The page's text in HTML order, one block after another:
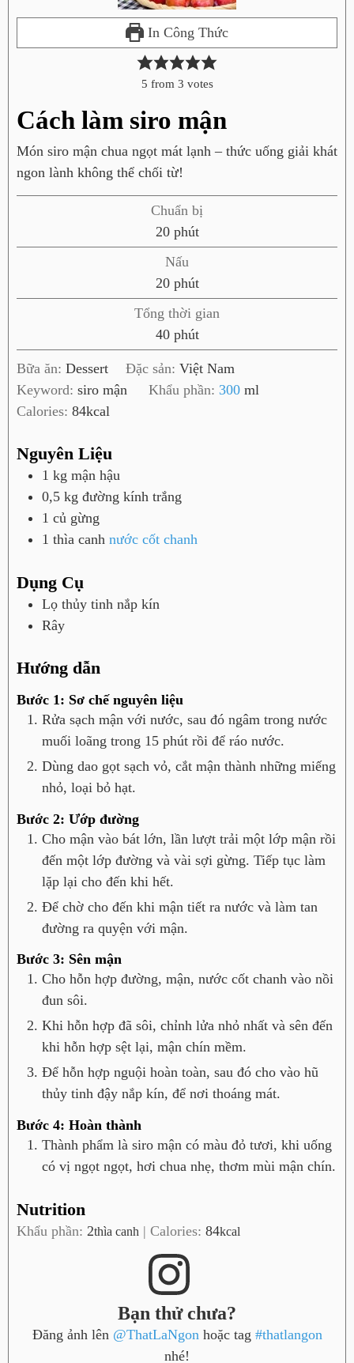
In Công Thức
5 from 3 votes
Cách làm siro mận
Món siro mận chua ngọt mát lạnh – thức uống giải khát
ngon lành không thể chối từ!
Chuẩn bị
20p
h
t
phút
Nấu
20p
h
t
phút
Tổng thời gian
40p
h
ú
t
phút
Bữa ăn: Dessert Đặc sản:Việt Nam
Keyword: siro mận Khẩu phần:300 ml
Calories: 84kcal
Nguyên Liệu
1 kg mận hậu
0,5 kg đường kính trắng
1 củ gừng
1 thìa canh nước cốt chanh
Dụng Cụ
Lọ thủy tinh nắp kín
Rây
Hướng dẫn
Bước 1: Sơ chế nguyên liệu
Rửa sạch mận với nước, sau đó ngâm trong nước
muối loãng trong 15 phút rồi để ráo nước.
Dùng dao gọt sạch vỏ, cắt mận thành những miếng
nhỏ, loại bỏ hạt.
Bước 2: Ướp đường
Cho mận vào bát lớn, lần lượt trải một lớp mận rồi
đến một lớp đường và vài sợi gừng. Tiếp tục làm
lặp lại cho đến khi hết.
Để chờ cho đến khi mận tiết ra nước và làm tan
đường ra quyện với mận.
Bước 3: Sên mận
Cho hỗn hợp đường, mận, nước cốt chanh vào nồi
đun sôi.
Khi hỗn hợp đã sôi, chỉnh lửa nhỏ nhất và sên đến
khi hỗn hợp sệt lại, mận chín mềm.
Để hỗn hợp nguội hoàn toàn, sau đó cho vào hũ
thủy tinh đậy nắp kín, để nơi thoáng mát.
Bước 4: Hoàn thành
Thành phẩm là siro mận có màu đỏ tươi, khi uống
có vị ngọt ngọt, hơi chua nhẹ, thơm mùi mận chín.
Nutrition
Khẩu phần: 2thìa canh | Calories: 84kcal
Bạn thử chưa?
Đăng ảnh lên @ThatLaNgonhoặc tag #thatlangon
nhé!